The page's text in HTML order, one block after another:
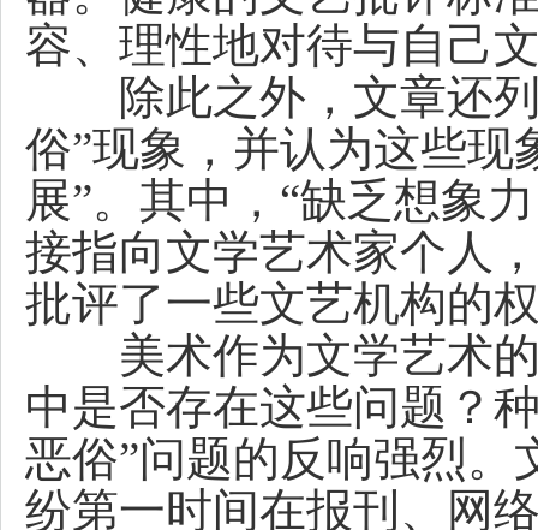
容、理性地对待与自己
除此之外，文章还列
俗”现象，并认为这些现
展”。其中，“缺乏想象
接指向文学艺术家个人
批评了一些文艺机构的
美术作为文学艺术的
中是否存在这些问题？
恶俗”问题的反响强烈
纷第一时间在报刊、网